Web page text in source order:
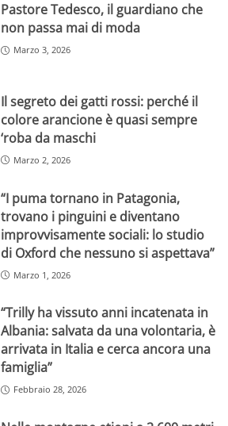
Pastore Tedesco, il guardiano che
non passa mai di moda
Marzo 3, 2026
Il segreto dei gatti rossi: perché il
colore arancione è quasi sempre
‘roba da maschi
Marzo 2, 2026
“I puma tornano in Patagonia,
trovano i pinguini e diventano
improvvisamente sociali: lo studio
di Oxford che nessuno si aspettava”
Marzo 1, 2026
“Trilly ha vissuto anni incatenata in
Albania: salvata da una volontaria, è
arrivata in Italia e cerca ancora una
famiglia”
Febbraio 28, 2026